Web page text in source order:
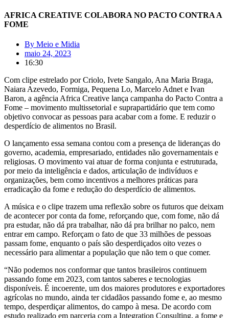
AFRICA CREATIVE COLABORA NO PACTO CONTRA A
FOME
By Meio e Midia
maio 24, 2023
16:30
Com clipe estrelado por Criolo, Ivete Sangalo, Ana Maria Braga,
Naiara Azevedo, Formiga, Pequena Lo, Marcelo Adnet e Ivan
Baron, a agência Africa Creative lança campanha do Pacto Contra a
Fome – movimento multissetorial e suprapartidário que tem como
objetivo convocar as pessoas para acabar com a fome. E reduzir o
desperdício de alimentos no Brasil.
O lançamento essa semana contou com a presença de lideranças do
governo, academia, empresariado, entidades não governamentais e
religiosas. O movimento vai atuar de forma conjunta e estruturada,
por meio da inteligência e dados, articulação de indivíduos e
organizações, bem como incentivos a melhores práticas para
erradicação da fome e redução do desperdício de alimentos.
A música e o clipe trazem uma reflexão sobre os futuros que deixam
de acontecer por conta da fome, reforçando que, com fome, não dá
pra estudar, não dá pra trabalhar, não dá pra brilhar no palco, nem
entrar em campo. Reforçam o fato de que 33 milhões de pessoas
passam fome, enquanto o país são desperdiçados oito vezes o
necessário para alimentar a população que não tem o que comer.
“Não podemos nos conformar que tantos brasileiros continuem
passando fome em 2023, com tantos saberes e tecnologias
disponíveis. É incoerente, um dos maiores produtores e exportadores
agrícolas no mundo, ainda ter cidadãos passando fome e, ao mesmo
tempo, desperdiçar alimentos, do campo à mesa. De acordo com
estudo realizado em parceria com a Integration Consulting, a fome e